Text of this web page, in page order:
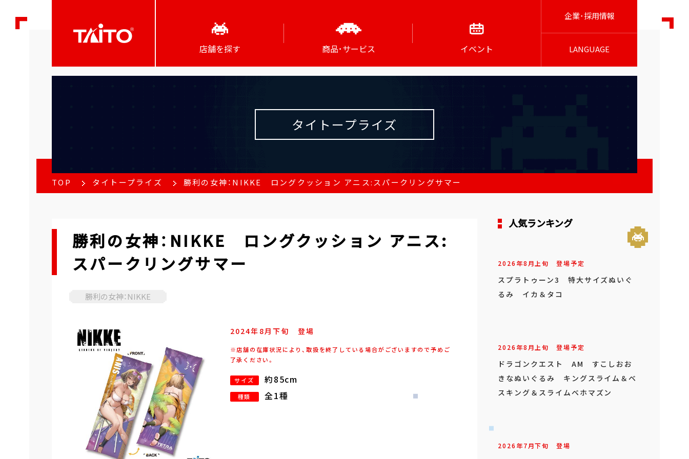
店舗を探す 商品･サービス イベント
企業･採用情報
LANGUAGE
タイトープライズ
TOP タイトープライズ 勝利の女神：NIKKE ロングクッション アニス:スパークリングサマー
勝利の女神：NIKKE ロングクッション アニス:
スパークリングサマー
勝利の女神：NIKKE
2024年 8月下旬 登場
※店舗の在庫状況により、取扱を終了している場合がございますので予めご
了承ください。
サイズ 約85cm
種類 全1種
人気ランキング
2026年8月上旬 登場予定
スプラトゥーン3 特大サイズぬいぐ
るみ イカ＆タコ
2026年8月上旬 登場予定
ドラゴンクエスト AM すこしおお
きなぬいぐるみ キングスライム＆ベ
スキング＆スライムベホマズン
2026年7月下旬 登場